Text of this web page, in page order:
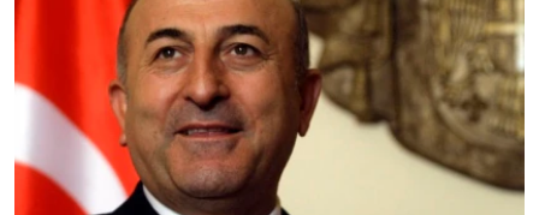
ՊԱՏԵՐԱԶՄԻ 6 ՇԱԲԱԹՆԵՐԸ
ՏԱՐԱԾԱՇՐՋԱՆ
ՄԻՋԱԶԳԱՅԻՆ
ՄՇԱԿՈՒՅԹ